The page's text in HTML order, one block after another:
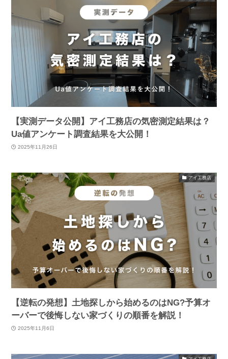
【実測データ公開】アイ工務店の気密測定結果は？
Ua値アンケート調査結果を大公開！
2025年11月26日
アイ工務店
【逆転の発想】土地探しから始めるのはNG?予算オ
ーバーで後悔しない家づくりの順番を解説！
2025年11月6日